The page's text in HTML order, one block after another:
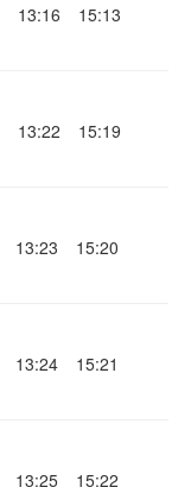
13:16
15:13
13:22
15:19
13:23
15:20
13:24
15:21
13:25
15:22